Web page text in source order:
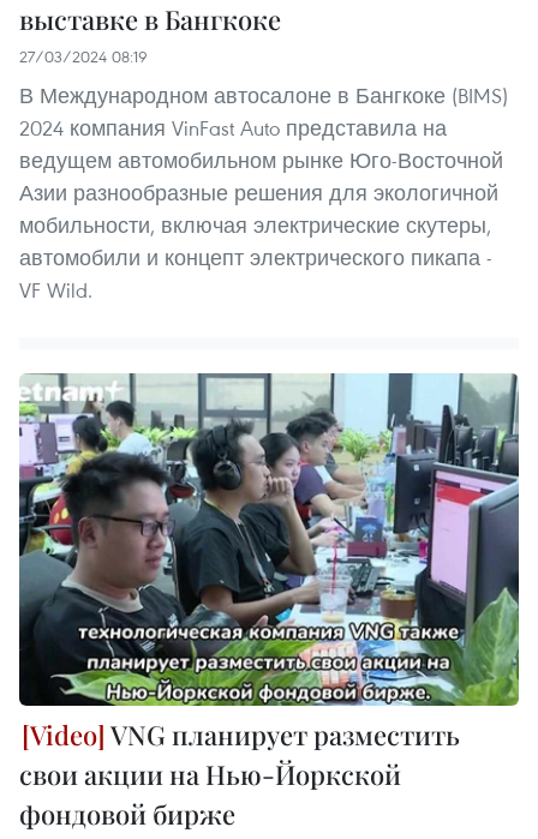
выставке в Бангкоке
27/03/2024 08:19
В Международном автосалоне в Бангкоке (BIMS)
2024 компания VinFast Auto представила на
ведущем автомобильном рынке Юго-Восточной
Азии разнообразные решения для экологичной
мобильности, включая электрические скутеры,
автомобили и концепт электрического пикапа -
VF Wild.
VNG планирует разместить
свои акции на Нью-Йоркской
фондовой бирже